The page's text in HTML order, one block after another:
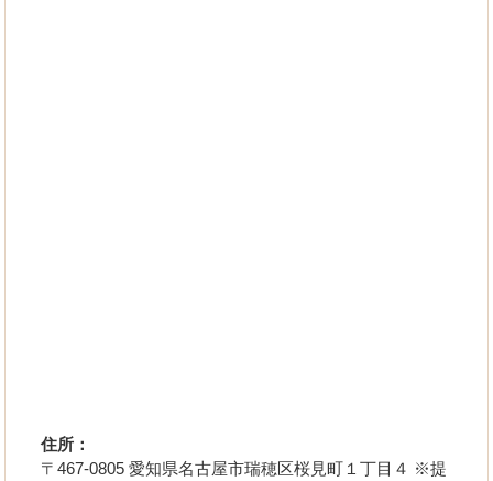
住所：
〒467-0805 愛知県名古屋市瑞穂区桜見町１丁目４ ※提